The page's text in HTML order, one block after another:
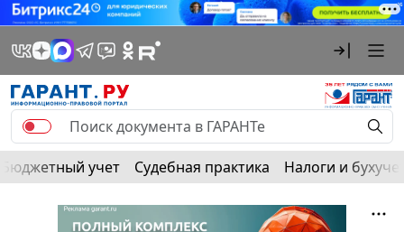
Бюджетный учет Судебная практика Налоги и